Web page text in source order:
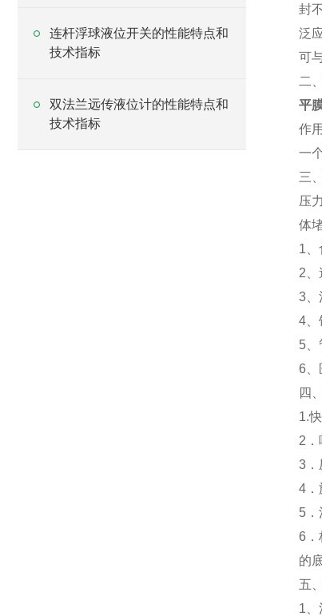
连杆浮球液位开关的性能特点和
技术指标
双法兰远传液位计的性能特点和
技术指标
封
泛
可
二
平
作
一
三
压
体
1、
2、
3、
4、
5、
6、
四
1.
2．
3．
4．
5．
6．
的
五
1、